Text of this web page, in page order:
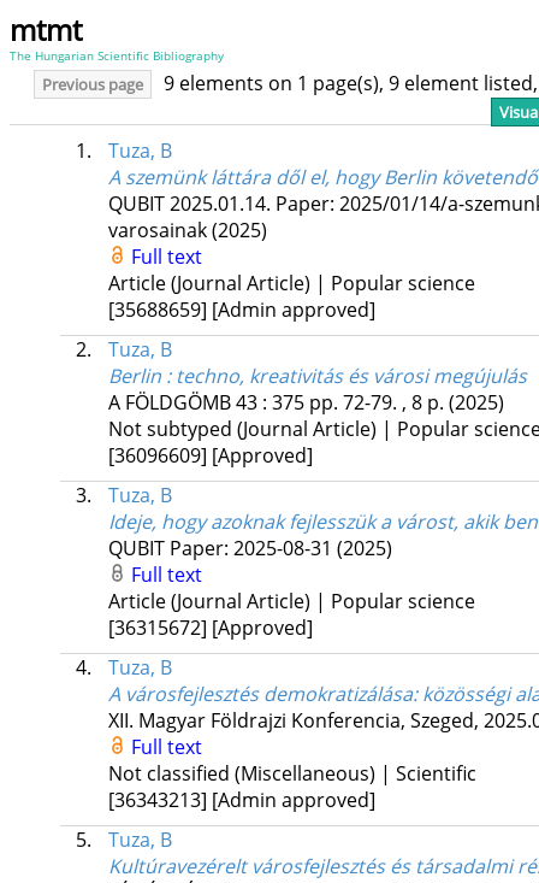
mtmt
The Hungarian Scientific Bibliography
Previous page 9 elements on 1 page(s), 9 element
1.
Tuza, B
A szemünk láttára dől el, hogy Berlin
QUBIT2025.01.14. Paper: 2025/01/14/a-
varosainak(2025)
Full text
Article (Journal Article) | Popular science
[35688659] [Admin approved]
2.
Tuza, B
Berlin : techno, kreativitás és városi megújulás
A FÖLDGÖMB43: 375 pp. 72-79. , 8 p. (2025)
Not subtyped (Journal Article) | Popular
[36096609] [Approved]
3.
Tuza, B
Ideje, hogy azoknak fejlesszük a várost, akik
QUBIT Paper: 2025-08-31 (2025)
Full text
Article (Journal Article) | Popular science
[36315672] [Approved]
4.
Tuza, B
A városfejlesztés demokratizálása: közösségi
XII. Magyar Földrajzi Konferencia, Szeged,
Full text
Not classified (Miscellaneous) | Scientific
[36343213] [Admin approved]
5.
Tuza, B
Kultúravezérelt városfejlesztés és társadalmi